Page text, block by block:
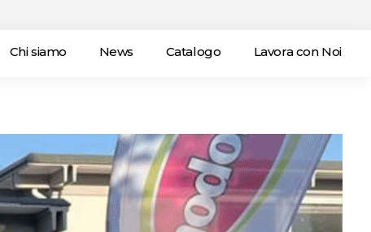
Chi siamo News Catalogo Lavora con Noi